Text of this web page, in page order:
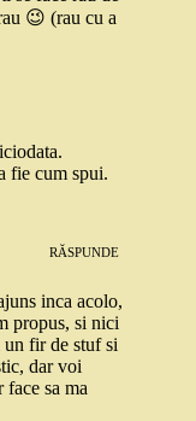
😉 (rau cu a
fie cum spui.
RĂSPUNDE
inca acolo,
propus, si nici
fir de stuf si
dar voi
face sa ma